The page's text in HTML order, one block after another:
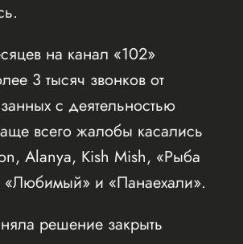
на канал «102»
3 тысяч звонков от
с деятельностью
всего жалобы касались
Alanya, Kish Mish, «Рыба
«Любимый» и «Панаехали».
решение закрыть